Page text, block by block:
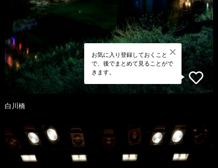
お気に入り登録しておくこと
で、後でまとめて見ることがで
きます。
白川橋